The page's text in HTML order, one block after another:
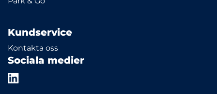
Kundservice
Kontakta oss
Sociala medier